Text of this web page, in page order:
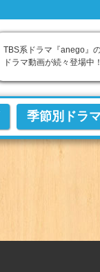
TBS系ドラマ『anego』
ドラマ動画が続々登場中！
季節別ドラマ